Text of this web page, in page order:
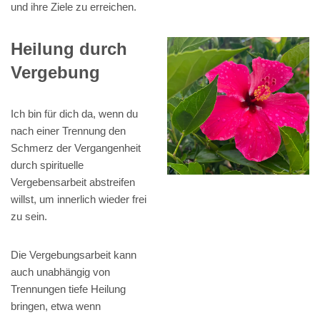
und ihre Ziele zu erreichen.
Heilung durch
Vergebung
Ich bin für dich da, wenn du
nach einer Trennung den
Schmerz der Vergangenheit
durch spirituelle
Vergebensarbeit abstreifen
willst, um innerlich wieder frei
zu sein.
Die Vergebungsarbeit kann
auch unabhängig von
Trennungen tiefe Heilung
bringen, etwa wenn